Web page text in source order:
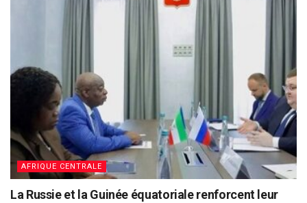
AFRIQUE CENTRALE
La Russie et la Guinée équatoriale renforcent leur